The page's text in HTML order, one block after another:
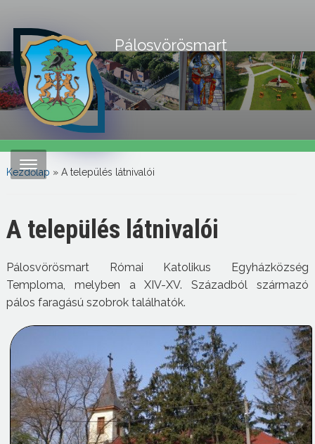
Pálosvörösmart
Kezdőlap » A település látnivalói
A település látnivalói
Pálosvörösmart Római Katolikus Egyházközség
Temploma, melyben a XIV-XV. Századból származó
pálos faragású szobrok találhatók.